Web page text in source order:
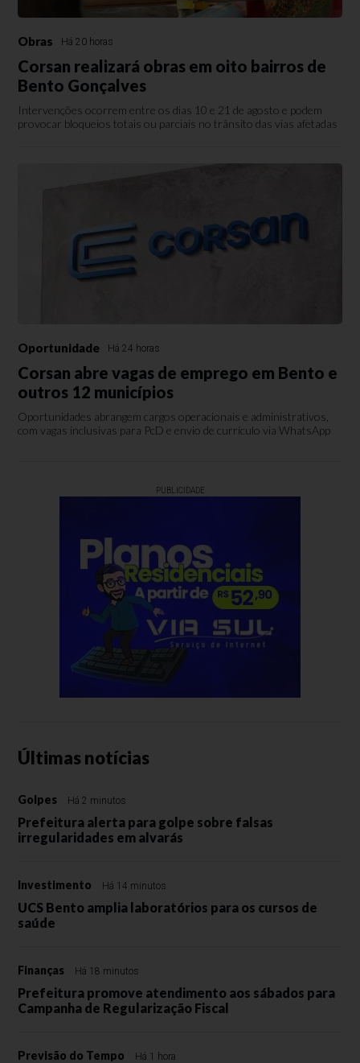
Obras Há 20 horas
Corsan realizará obras em oito bairros de
Bento Gonçalves
Intervenções ocorrem entre os dias 10 e 21 de agosto e podem
provocar bloqueios totais ou parciais no trânsito das vias afetadas
Oportunidade Há 24 horas
Corsan abre vagas de emprego em Bento e
outros 12 municípios
Oportunidades abrangem cargos operacionais e administrativos,
com vagas inclusivas para PcD e envio de currículo via WhatsApp
PUBLICIDADE
Últimas notícias
Golpes Há 2 minutos
Prefeitura alerta para golpe sobre falsas
irregularidades em alvarás
Investimento Há 14 minutos
UCS Bento amplia laboratórios para os cursos de
saúde
Finanças Há 18 minutos
Prefeitura promove atendimento aos sábados para
Campanha de Regularização Fiscal
Previsão do Tempo Há 1 hora